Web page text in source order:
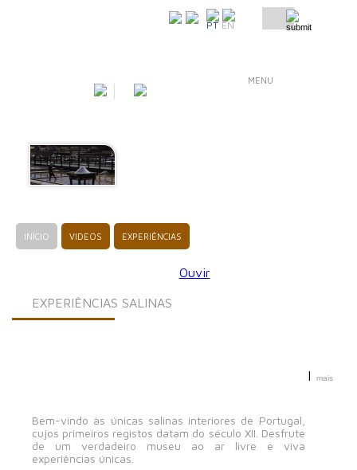
PT EN
MENU
INÍCIO VIDEOS EXPERIÊNCIAS
Ouvir
EXPERIÊNCIAS SALINAS
| mais
Bem-vindo às únicas salinas interiores de Portugal,
cujos primeiros registos datam do século XII. Desfrute
de um verdadeiro museu ao ar livre e viva
experiências únicas.